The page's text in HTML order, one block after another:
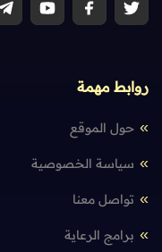
روابط مهمة
حول الموقع
سياسة الخصوصية
تواصل معنا
برامج الرعاية